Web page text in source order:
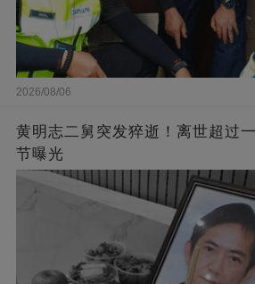
2026/08/06
黄明志二舅突发猝逝！离世超过
节曝光